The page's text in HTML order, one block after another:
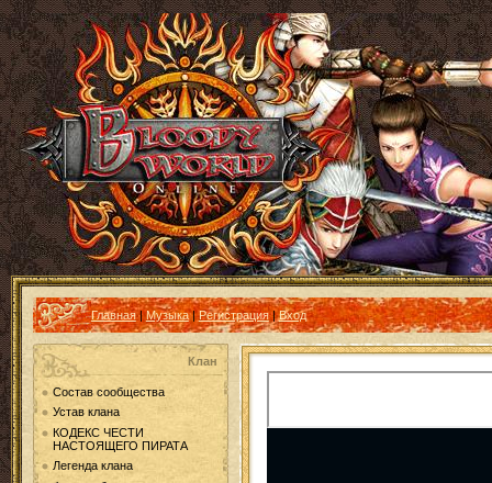
Главная|Музыка|Регистрация|Вход
Клан
Состав сообщества
Устав клана
КОДЕКС ЧЕСТИ
НАСТОЯЩЕГО ПИРАТА
Легенда клана